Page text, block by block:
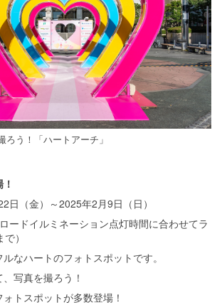
う！「ハートアーチ」
日（金）～2025年2月9日（日）
ードイルミネーション点灯時間に合わせてラ
）
なハートのフォトスポットです。
写真を撮ろう！
トスポットが多数登場！